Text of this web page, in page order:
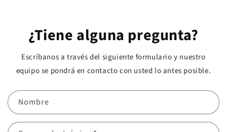
¿Tiene alguna pregunta?
Escríbanos a través del siguiente formulario y nuestro
equipo se pondrá en contacto con usted lo antes posible.
Nombre